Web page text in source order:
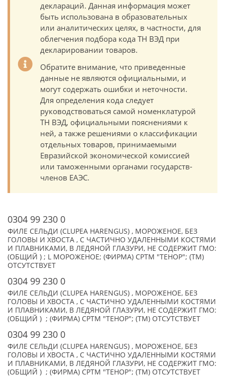
деклараций. Данная информация может
быть использована в образовательных
или аналитических целях, в частности, для
облегчения подбора кода ТН ВЭД при
декларировании товаров.
Обратите внимание, что приведенные
данные не являются официальными, и
могут содержать ошибки и неточности.
Для определения кода следует
руководствоваться самой номенклатурой
ТН ВЭД, официальными пояснениями к
ней, а также решениями о классификации
отдельных товаров, принимаемыми
Евразийской экономической комиссией
или таможенными органами государств-
членов ЕАЭС.
0304 99 230 0
ФИЛЕ СЕЛЬДИ (CLUPEA HARENGUS) , МОРОЖЕНОЕ, БЕЗ
ГОЛОВЫ И ХВОСТА , С ЧАСТИЧНО УДАЛЕННЫМИ КОСТЯМИ
И ПЛАВНИКАМИ, В ЛЕДЯНОЙ ГЛАЗУРИ, НЕ СОДЕРЖИТ ГМО:
(ОБЩИЙ ) ; L МОРОЖЕНОЕ; (ФИРМА) СРТМ "ТЕНОР"; (TM)
ОТСУТСТВУЕТ
0304 99 230 0
ФИЛЕ СЕЛЬДИ (CLUPEA HARENGUS) , МОРОЖЕНОЕ, БЕЗ
ГОЛОВЫ И ХВОСТА , С ЧАСТИЧНО УДАЛЕННЫМИ КОСТЯМИ
И ПЛАВНИКАМИ, В ЛЕДЯНОЙ ГЛАЗУРИ, НЕ СОДЕРЖИТ ГМО:
(ОБЩИЙ ) ; (ФИРМА) СРТМ "ТЕНОР"; (TM) ОТСУТСТВУЕТ
0304 99 230 0
ФИЛЕ СЕЛЬДИ (CLUPEA HARENGUS) , МОРОЖЕНОЕ, БЕЗ
ГОЛОВЫ И ХВОСТА , С ЧАСТИЧНО УДАЛЕННЫМИ КОСТЯМИ
И ПЛАВНИКАМИ, В ЛЕДЯНОЙ ГЛАЗУРИ, НЕ СОДЕРЖИТ ГМО:
(ОБЩИЙ ) ; (ФИРМА) СРТМ "ТЕНОР"; (TM) ОТСУТСТВУЕТ